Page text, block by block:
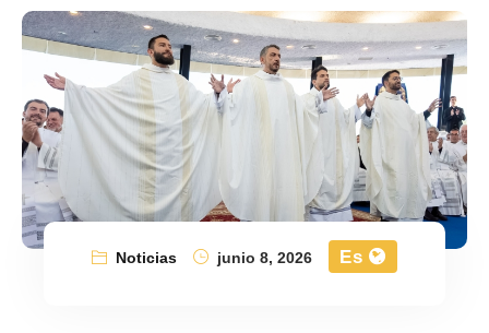
Noticias junio 8, 2026 Es